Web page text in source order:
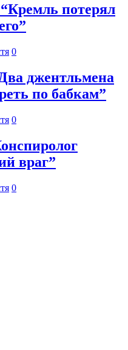
потерял
0
джентльмена
по бабкам”
0
враг”
0